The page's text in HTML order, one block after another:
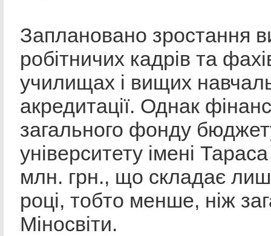
Заплановано зростання
робітничих кадрів та
училищах і вищих
акредитації. Однак
загального фонду
університету імені
млн. грн., що складає
році, тобто менше, ніж
Міносвіти.